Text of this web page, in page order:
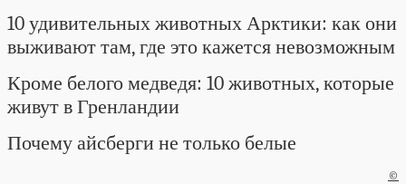
10 удивительных животных Арктики: как они
выживают там, где это кажется невозможным
Кроме белого медведя: 10 животных, которые
живут в Гренландии
Почему айсберги не только белые
©